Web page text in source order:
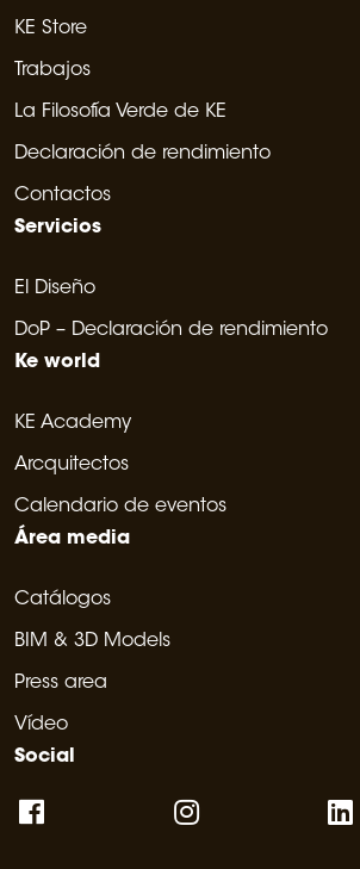
KE Store
Trabajos
La Filosofía Verde de KE
Declaración de rendimiento
Contactos
Servicios
El Diseño
DoP – Declaración de rendimiento
Ke world
KE Academy
Arcquitectos
Calendario de eventos
Área media
Catálogos
BIM & 3D Models
Press area
Vídeo
Social